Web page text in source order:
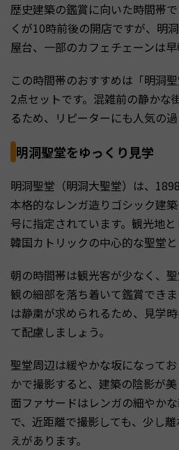
歴史建築の鑑賞に向いた時間帯
くが10時前後の開店ですが、明
屋台、一部のカフェチェーンは早
この時間帯のおすすめは「明洞
2点セットです。混雑前の静かな
るため、リピーターにも人気の過
明洞聖堂をゆっくり見学
明洞聖堂（明洞大聖堂）は、
本格的なレンガ造りゴシック建
号に指定されています。観光地
韓国カトリックの中心的な聖堂と
朝の時間帯は観光客が少なく、
観の細部を落ち着いて鑑賞でき
は静粛が求められるため、見学
て配慮しましょう。
聖堂周辺は緩やかな坂になって
かで撮影すると、建築の陰影が
面ファサードはレンガの細やか
で、近距離で撮影しても、少し
えがあります。